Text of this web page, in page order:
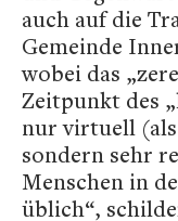
auch auf die
Gemeinde
wobei das
Zeitpunkt des
nur virtuell
sondern sehr
Menschen in
üblich“,